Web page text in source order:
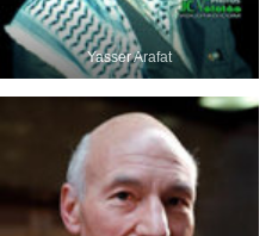
Yasser Arafat